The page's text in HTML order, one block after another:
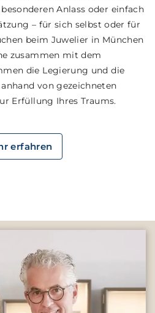
Anlass oder einfach
– für sich selbst oder für
beim Juwelier in München
zusammen mit dem
die Legierung und die
von gezeichneten
Erfüllung Ihres Traums.
erfahren